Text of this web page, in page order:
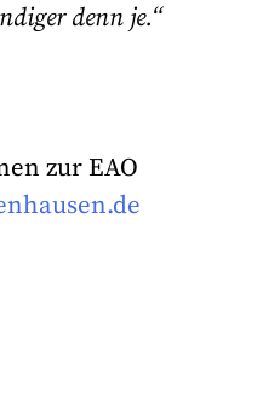
denn je.“
zur EAO